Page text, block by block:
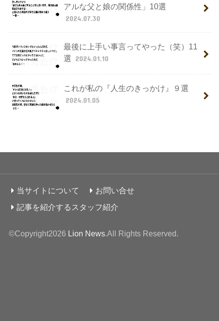
アルな父と娘の関係性」10選
2024.07.30
最後に上手い事言ってやった（笑）11
選 2024.01.10
これが私の『人生のきっかけ』９選
2024.01.05
当サイトについて
お問い合せ
記事を紹介するスタッフ紹介
©Copyright2026 Lion News.All Rights Reserved.